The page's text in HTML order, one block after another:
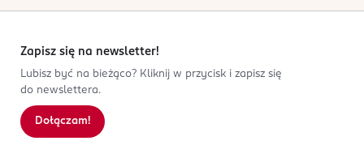
Zapisz się na newsletter!
Lubisz być na bieżąco? Kliknij w przycisk i zapisz się
do newslettera.
Dołączam!